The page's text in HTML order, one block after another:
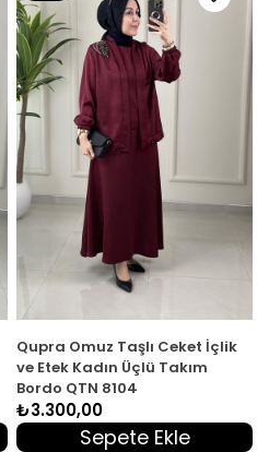
Qupra Omuz Taşlı Ceket İçlik
ve Etek Kadın Üçlü Takım
Bordo QTN 8104
₺3.300,00
Sepete Ekle
Ürün